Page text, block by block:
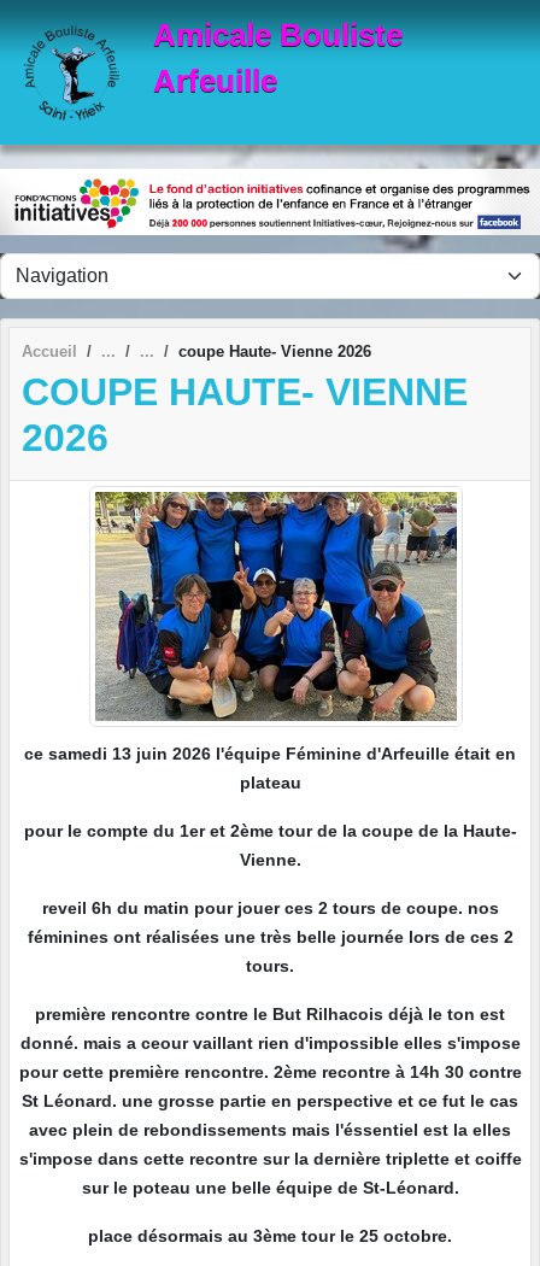
Amicale Bouliste
Arfeuille
Accueil coupe Haute- Vienne 2026
COUPE HAUTE- VIENNE
2026
ce samedi 13 juin 2026 l'équipe Féminine d'Arfeuille était en
plateau
pour le compte du 1er et 2ème tour de la coupe de la Haute-
Vienne.
reveil 6h du matin pour jouer ces 2 tours de coupe. nos
féminines ont réalisées une très belle journée lors de ces 2
tours.
première rencontre contre le But Rilhacois déjà le ton est
donné. mais a ceour vaillant rien d'impossible elles s'impose
pour cette première rencontre. 2ème recontre à 14h 30 contre
St Léonard. une grosse partie en perspective et ce fut le cas
avec plein de rebondissements mais l'éssentiel est la elles
s'impose dans cette recontre sur la dernière triplette et coiffe
sur le poteau une belle équipe de St-Léonard.
place désormais au 3ème tour le 25 octobre.